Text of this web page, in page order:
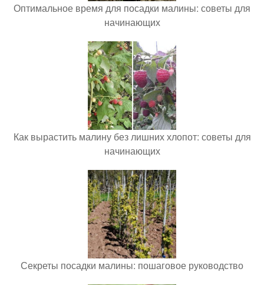
Оптимальное время для посадки малины: советы для
начинающих
Как вырастить малину без лишних хлопот: советы для
начинающих
Секреты посадки малины: пошаговое руководство